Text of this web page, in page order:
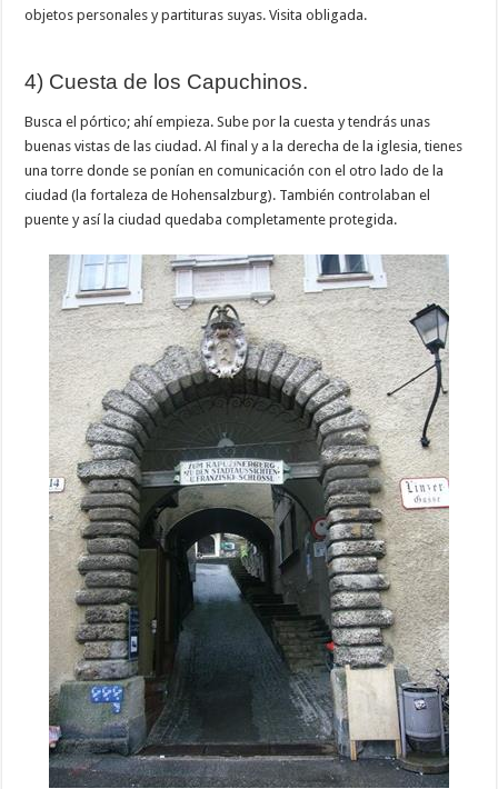
objetos personales y partituras suyas. Visita obligada.
4) Cuesta de los Capuchinos.
Busca el pórtico; ahí empieza. Sube por la cuesta y tendrás unas
buenas vistas de las ciudad. Al final y a la derecha de la iglesia, tienes
una torre donde se ponían en comunicación con el otro lado de la
ciudad (la fortaleza de Hohensalzburg). También controlaban el
puente y así la ciudad quedaba completamente protegida.